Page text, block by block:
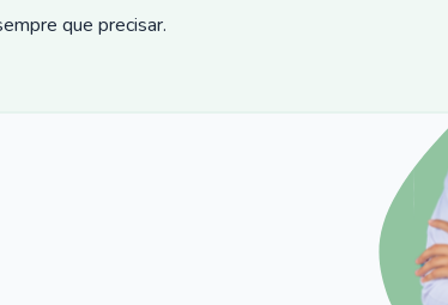
que precisar.